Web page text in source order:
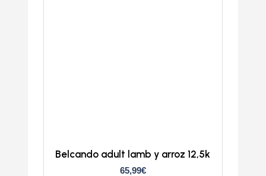
Belcando adult lamb y arroz 12,5k
65,99€